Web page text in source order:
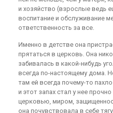
и хозяйство (взрослые ведь
воспитание и обслуживание
ответственность за все.
Именно в детстве она
прятаться в церковь. Она
забивалась в какой-нибудь
всегда по-настоящему дома.
там ей всегда почему-то
и этот запах стал у нее
церковью, миром,
она почувствовала в себе